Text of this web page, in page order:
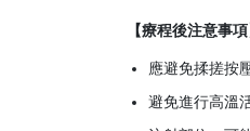
【療程後注意事項
應避免揉搓按
避免進行高溫